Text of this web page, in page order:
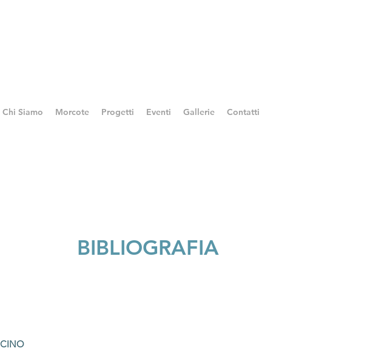
Chi Siamo Morcote Progetti Eventi Gallerie Contatti
BIBLIOGRAFIA